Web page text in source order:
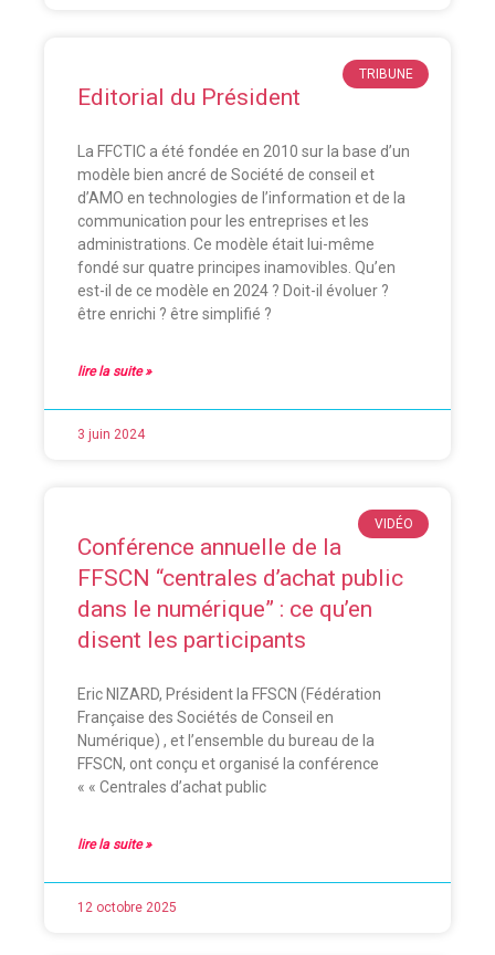
TRIBUNE
Editorial du Président
La FFCTIC a été fondée en 2010 sur la base d’un
modèle bien ancré de Société de conseil et
d’AMO en technologies de l’information et de la
communication pour les entreprises et les
administrations. Ce modèle était lui-même
fondé sur quatre principes inamovibles. Qu’en
est-il de ce modèle en 2024 ? Doit-il évoluer ?
être enrichi ? être simplifié ?
lire la suite »
3 juin 2024
VIDÉO
Conférence annuelle de la
FFSCN “centrales d’achat public
dans le numérique” : ce qu’en
disent les participants
Eric NIZARD, Président la FFSCN (Fédération
Française des Sociétés de Conseil en
Numérique) , et l’ensemble du bureau de la
FFSCN, ont conçu et organisé la conférence
« « Centrales d’achat public
lire la suite »
12 octobre 2025